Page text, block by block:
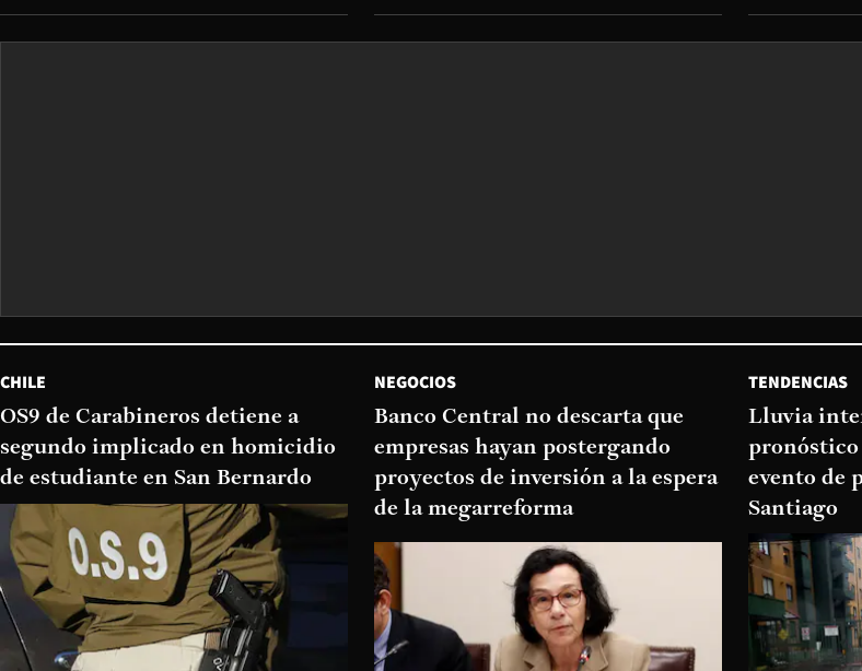
CHILE
OS9 de Carabineros detiene a
segundo implicado en homicidio
de estudiante en San Bernardo
NEGOCIOS
Banco Central no descarta que
empresas hayan postergando
proyectos de inversión a la espera
de la megarreforma
TENDENCIAS
Lluvia
pronóstico
evento de
Santiago